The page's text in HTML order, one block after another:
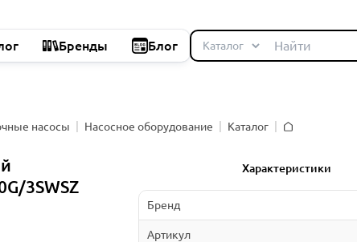
Бренды Блог
насосы Насосное оборудование
Каталог
3SWSZ
Характеристики
Бренд
Артикул